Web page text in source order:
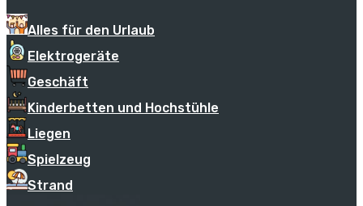
Alles für den Urlaub
Elektrogeräte
Geschäft
Kinderbetten und Hochstühle
Liegen
Spielzeug
Strand